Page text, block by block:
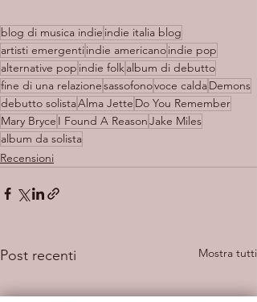
blog di musica indie indie italia blog
artisti emergentiindie americanoindie pop
alternative pop indie folkalbum di debutto
fine di una relazionesassofonovoce caldaDemons
debutto solistaAlma Jette Do You Remember
Mary Bryce I Found A ReasonJake Miles
album da solista
Recensioni
Post recenti Mostra tutti